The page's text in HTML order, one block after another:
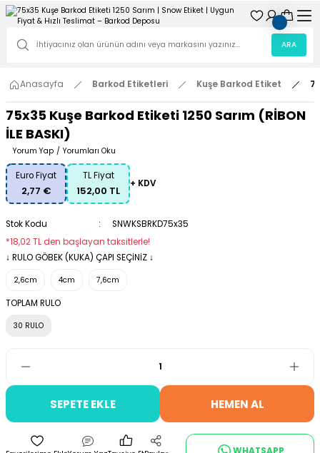
ARA
Anasayfa Barkod Etiketleri Kuşe Barkod Etiket
75x35 Kuşe Barkod Etiketi 1250 Sarım (RİBON
İLE BASKI)
Yorum Yap / Yorumları Oku
Euro Fiyat
2,77 €
TL Fiyat
152,00 TL
+ KDV
Stok Kodu
SNWKSBRKD75x35
*18,02 TL den başlayan taksitlerle!
↓ RULO GÖBEK (KUKA) ÇAPI SEÇİNİZ ↓
2,6cm 4cm 7,6cm
TOPLAM RULO
30 RULO
SEPETE EKLE HEMEN AL
WHATSAPP